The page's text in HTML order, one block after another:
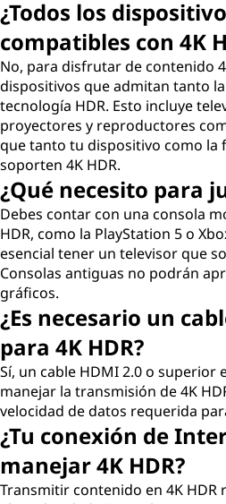
¿Todos los
compatibles con 4K
No, para disfrutar de contenido
dispositivos que admitan tanto
tecnología HDR. Esto incluye
proyectores y reproductores
que tanto tu dispositivo como la
soporten 4K HDR.
¿Qué necesito para
Debes contar con una consola
HDR, como la PlayStation 5 o
esencial tener un televisor que
Consolas antiguas no podrán
gráficos.
¿Es necesario un
para 4K HDR?
Sí, un cable HDMI 2.0 o superior
manejar la transmisión de 4K
velocidad de datos requerida
¿Tu conexión de
manejar 4K HDR?
Transmitir contenido en 4K HDR